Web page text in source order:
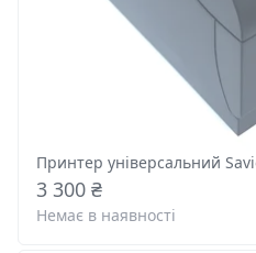
Принтер універсальний
3 300 ₴
Немає в наявності